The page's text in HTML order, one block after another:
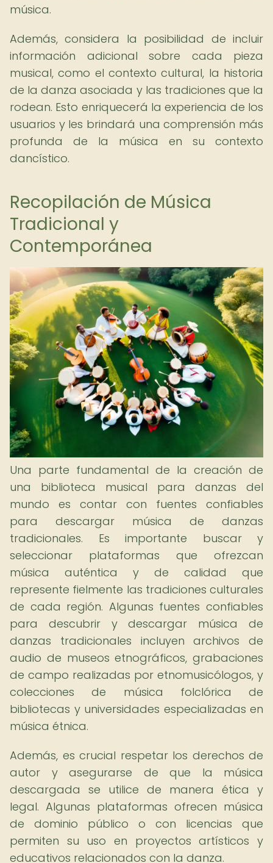
música.
Además, considera la posibilidad de incluir
información adicional sobre cada pieza
musical, como el contexto cultural, la historia
de la danza asociada y las tradiciones que la
rodean. Esto enriquecerá la experiencia de los
usuarios y les brindará una comprensión más
profunda de la música en su contexto
dancístico.
Recopilación de Música
Tradicional y
Contemporánea
Una parte fundamental de la creación de
una biblioteca musical para danzas del
mundo es contar con fuentes confiables
para descargar música de danzas
tradicionales. Es importante buscar y
seleccionar plataformas que ofrezcan
música auténtica y de calidad que
represente fielmente las tradiciones culturales
de cada región. Algunas fuentes confiables
para descubrir y descargar música de
danzas tradicionales incluyen archivos de
audio de museos etnográficos, grabaciones
de campo realizadas por etnomusicólogos, y
colecciones de música folclórica de
bibliotecas y universidades especializadas en
música étnica.
Además, es crucial respetar los derechos de
autor y asegurarse de que la música
descargada se utilice de manera ética y
legal. Algunas plataformas ofrecen música
de dominio público o con licencias que
permiten su uso en proyectos artísticos y
educativos relacionados con la danza.